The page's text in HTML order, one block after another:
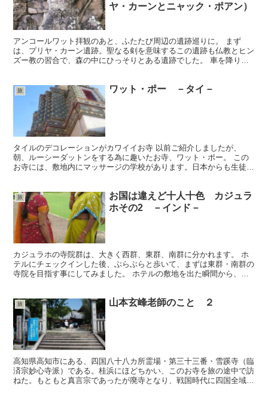
ヤ・カーンとニャック・ポアン）
アンコールワット拝観のあと、ふたたび周辺の遺跡巡りに。 まず
は、プリヤ・カーン遺跡。聖なる剣を意味するこの遺跡も仏教とヒン
ズー教の習合で、森の中にひっそりとある遺跡でした。 車を降りて
旅 ワット・ポー －タイ－
タイルのデコレーションがカワイイお寺 以前ご紹介しましたが、
朝、ルーシーダットンをする為に趣いたお寺、ワット・ポー。 この
お寺には、敷地内にマッサージの学校があります。日本からも生徒さ
旅
お国は違えど十人十色 カジュラ
ホその2 －インド－
カジュラホの寺院群は、大きく西群、東群、南群に分かれます。 ホ
テルにチェックインした後、ぶらぶらと歩いて、まずは東群・南群の
寺院を目指す事にしてみました。 ホテルの敷地を出た瞬間から、日
旅 山本玄峰老師のこと ２
高知県高知市にある、四国八十八カ所霊場・第三十三番・雪蹊寺（臨
済宗妙心寺派）である。桂浜にほどちかい、このお寺を旅の途中で訪
ねた。もともと真言宗であったが廃寺となり、戦国時代に四国全域を